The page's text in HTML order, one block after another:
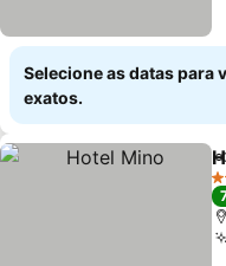
Selecione as datas para
exatos.
3